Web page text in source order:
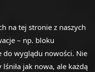
na tej stronie z naszych
– np. bloku
do wyglądu nowości. Nie
jak nowa, ale każdą